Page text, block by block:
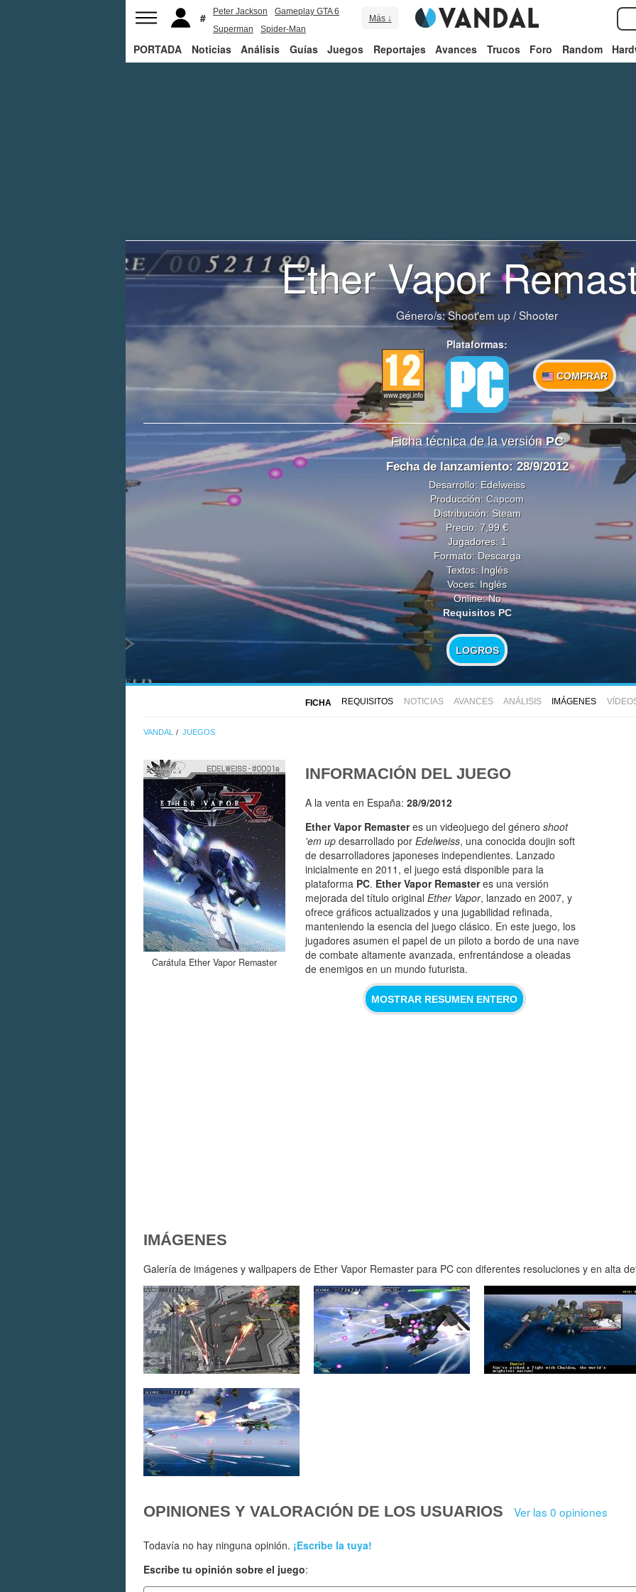
Peter Jackson
Gameplay GTA 6
Superman
Spider-Man
Más ↓
PORTADA Noticias Análisis Guías Juegos Reportajes Avances Trucos Foro Random
Ether Vapor
Género/s:Shoot'em up/Shooter
Plataformas:
COMPRAR
Ficha técnica de la versiónPC
Fecha de lanzamiento: 28/9/2012
Desarrollo: Edelweiss
Producción: Capcom
Distribución: Steam
Precio: 7,99 €
Jugadores: 1
Formato: Descarga
Textos: Inglés
Voces: Inglés
Online: No
Requisitos PC
LOGROS
FICHA REQUISITOS NOTICIAS AVANCES ANÁLISIS IMÁGENES
VANDAL JUEGOS
Carátula Ether Vapor Remaster
INFORMACIÓN DEL JUEGO
A la venta en España: 28/9/2012
Ether Vapor Remasteres un videojuego del género shoot
'em up desarrollado por Edelweiss, una conocida doujin soft
de desarrolladores japoneses independientes. Lanzado
inicialmente en 2011, el juego está disponible para la
plataforma PC. Ether Vapor Remasteres una versión
mejorada del título original Ether Vapor, lanzado en 2007, y
ofrece gráficos actualizados y una jugabilidad refinada,
manteniendo la esencia del juego clásico. En este juego, los
jugadores asumen el papel de un piloto a bordo de una nave
de combate altamente avanzada, enfrentándose a oleadas
de enemigos en un mundo futurista.
MOSTRAR RESUMEN ENTERO
IMÁGENES
Galería de imágenes y wallpapers de Ether Vapor Remaster para PC con diferentes resoluciones y en alta
OPINIONES Y VALORACIÓN DE LOS USUARIOS Ver las 0 opiniones
Todavía no hay ninguna opinión. ¡Escribe la tuya!
Escribe tu opinión sobre el juego: